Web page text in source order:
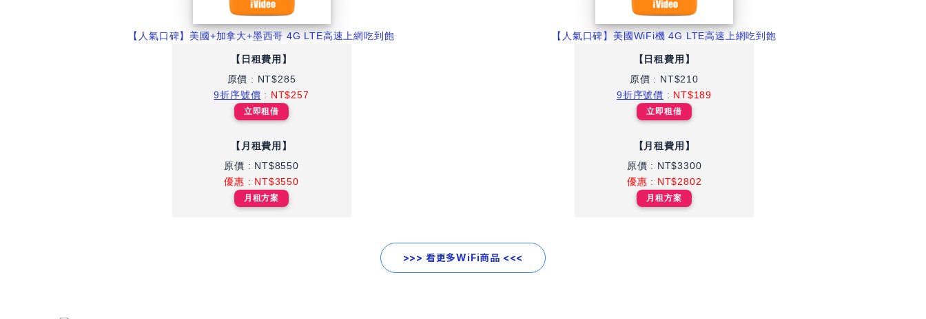
【人氣口碑】美國+加拿大+墨西哥 4G LTE高速上網吃到飽
【日租費用】
原價 : NT$285
9折序號價 : NT$257
立即租借
【月租費用】
原價 : NT$8550
優惠 : NT$3550
月租方案
【人氣口碑】美國WiFi機 4G LTE高速上網吃到飽
【日租費用】
原價 : NT$210
9折序號價 : NT$189
立即租借
【月租費用】
原價 : NT$3300
優惠 : NT$2802
月租方案
>>> 看更多WiFi商品 <<<